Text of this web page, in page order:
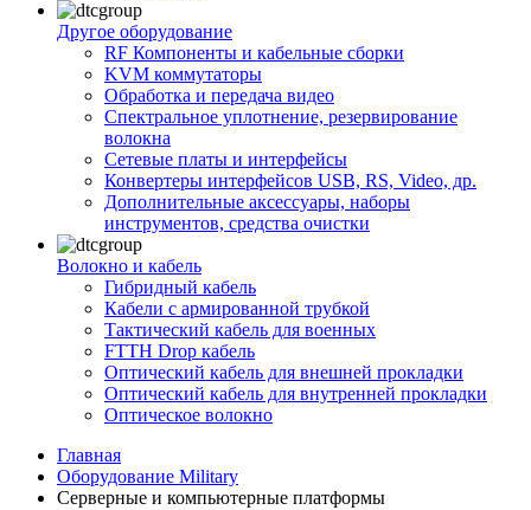
Другое оборудование
RF Компоненты и кабельные сборки
KVM коммутаторы
Обработка и передача видео
Спектральное уплотнение, резервирование
волокна
Сетевые платы и интерфейсы
Конвертеры интерфейсов USB, RS, Video, др.
Дополнительные аксессуары, наборы
инструментов, средства очистки
Волокно и кабель
Гибридный кабель
Кабели с армированной трубкой
Тактический кабель для военных
FTTH Drop кабель
Оптический кабель для внешней прокладки
Оптический кабель для внутренней прокладки
Оптическое волокно
Главная
Оборудование Military
Серверные и компьютерные платформы